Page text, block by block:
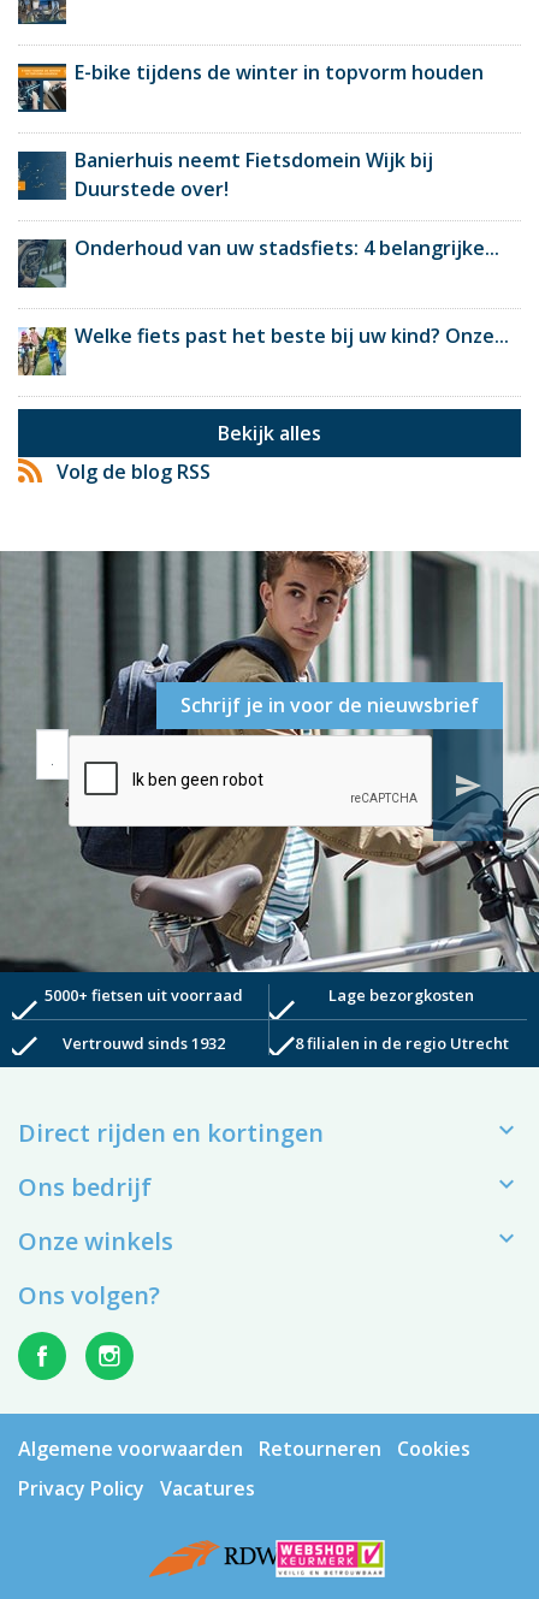
E-bike tijdens de winter in topvorm houden
Banierhuis neemt Fietsdomein Wijk bij
Duurstede over!
Onderhoud van uw stadsfiets: 4 belangrijke...
Welke fiets past het beste bij uw kind? Onze...
Bekijk alles
Volg de blog RSS
Schrijf je in voor de nieuwsbrief
send
check5000+ fietsen uit voorraad check Lage bezorgkosten
check Vertrouwd sinds 1932 check8 filialen in de regio Utrecht
Direct rijden en kortingen 
Ons bedrijf 
Onze winkels 
Ons volgen?
Algemene voorwaarden Retourneren
Cookies
Privacy Policy
Vacatures